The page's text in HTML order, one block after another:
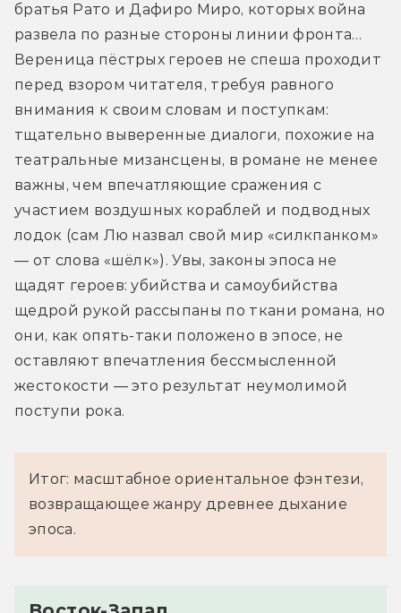
братья Рато и Дафиро Миро, которых война
развела по разные стороны линии фронта…
Вереница пёстрых героев не спеша проходит
перед взором читателя, требуя равного
внимания к своим словам и поступкам:
тщательно выверенные диалоги, похожие на
театральные мизансцены, в романе не менее
важны, чем впечатляющие сражения с
участием воздушных кораблей и подводных
лодок (сам Лю назвал свой мир «силкпанком»
— от слова «шёлк»). Увы, законы эпоса не
щадят героев: убийства и самоубийства
щедрой рукой рассыпаны по ткани романа, но
они, как опять-таки положено в эпосе, не
оставляют впечатления бессмысленной
жестокости — это результат неумолимой
поступи рока.
Итог: масштабное ориентальное фэнтези,
возвращающее жанру древнее дыхание
эпоса.